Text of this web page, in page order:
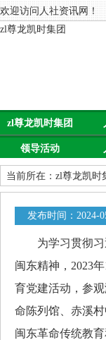
欢迎访问人社资讯网！
zl尊龙凯时集团
zl尊龙凯时集团
领导活动
当前所在： zl尊龙凯时
发布时间：2024-
为学习贯彻习近
闽东精神，2023
育党建活动，参
命陈列馆、赤溪
闽东革命传统教育